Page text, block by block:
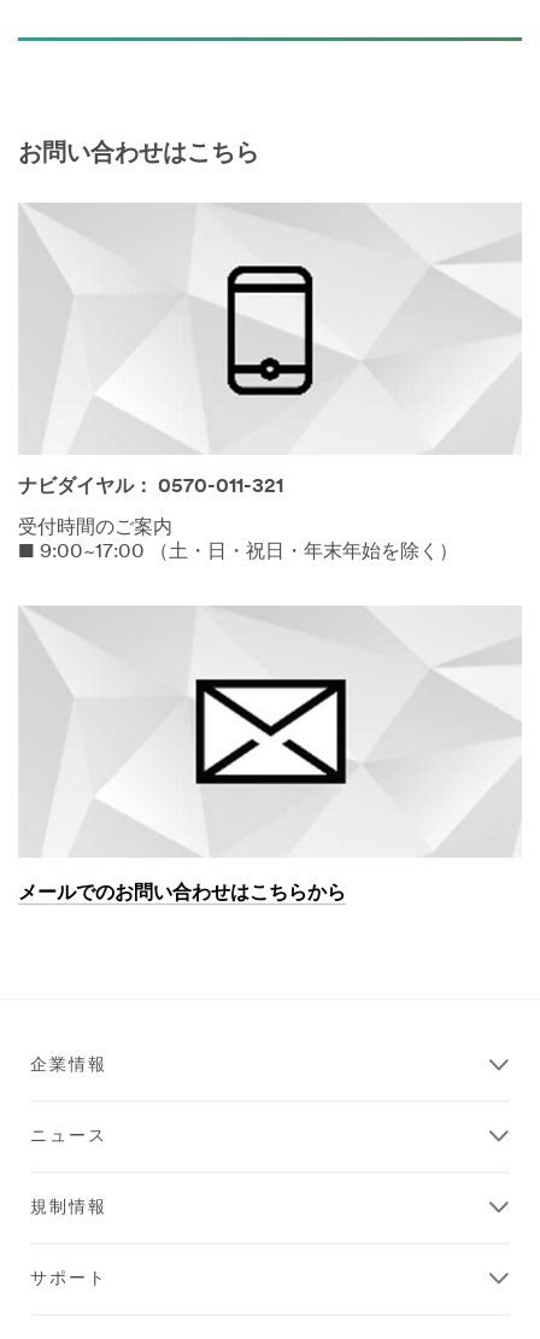
お問い合わせはこちら
ナビダイヤル： 0570-011-321
受付時間のご案内
■ 9:00~17:00 （土・日・祝日・年末年始を除く）
メールでのお問い合わせはこちらから
企業情報
ニュース
規制情報
サポート